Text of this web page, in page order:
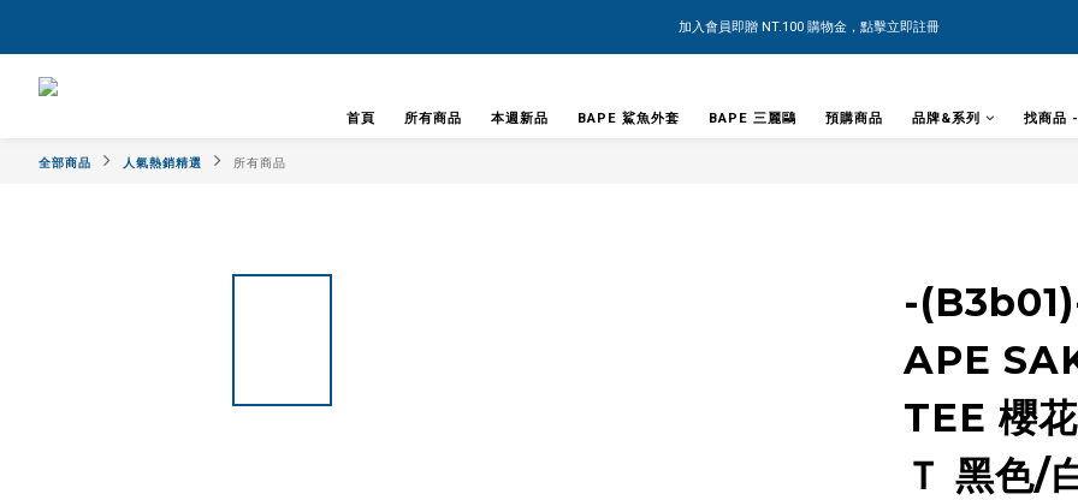
加入會員即贈 NT.100 購物金，點擊立即註冊
首頁 所有商品 本週新品 BAPE 鯊魚外套 BAPE 三麗鷗 預購商品 品牌&系列 找商品
全部商品 人氣熱銷精選 所有商品
-
APE
TEE 櫻
Ｔ 黑色/